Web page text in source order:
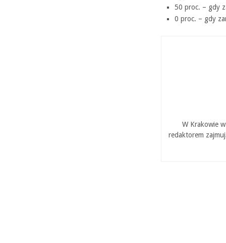
50 proc. – gdy
0 proc. – gdy
W Krakowie
redaktorem